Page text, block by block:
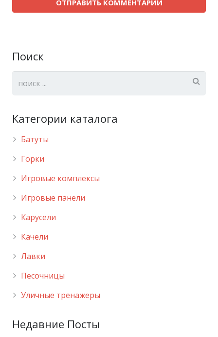
Поиск
Категории каталога
Батуты
Горки
Игровые комплексы
Игровые панели
Карусели
Качели
Лавки
Песочницы
Уличные тренажеры
Недавние Посты